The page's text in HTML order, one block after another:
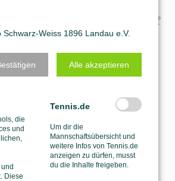
🏆
PfalzmeisterEinzel2025🥈
des
Rheinland-Pfalz
deinem Spiel herausholen willst,
richtig.
Förderkonzept 2.0findest du
Schwarz-Weiss 1896 Landau e.V.
Alle akzeptieren
die
und
Diese
Tennis.de
Um dir die
Mannschaftsübersicht und
weitere Infos von Tennis.de
anzeigen zu dürfen, musst
du die Inhalte freigeben.